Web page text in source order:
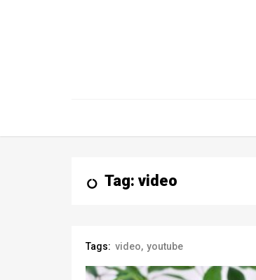
Tag: video
Tags: video youtube